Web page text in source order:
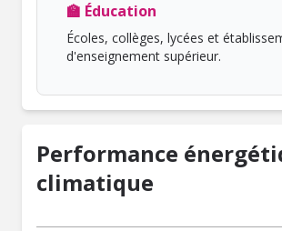
🏫 Éducation
Écoles, collèges, lycées et
d'enseignement supérieur.
Performance
climatique